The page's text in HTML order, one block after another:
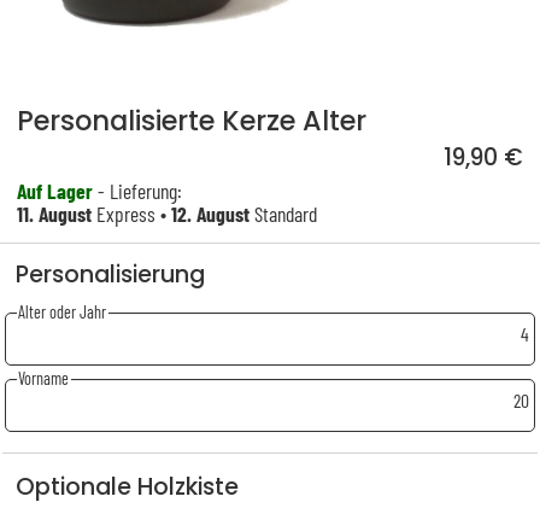
Personalisierte Kerze Alter
19,90 €
Auf Lager- Lieferung:
11. August Express •12. AugustStandard
Personalisierung
Alter oder Jahr
4
Vorname
20
Optionale Holzkiste